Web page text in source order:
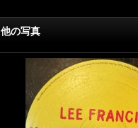
他の写真